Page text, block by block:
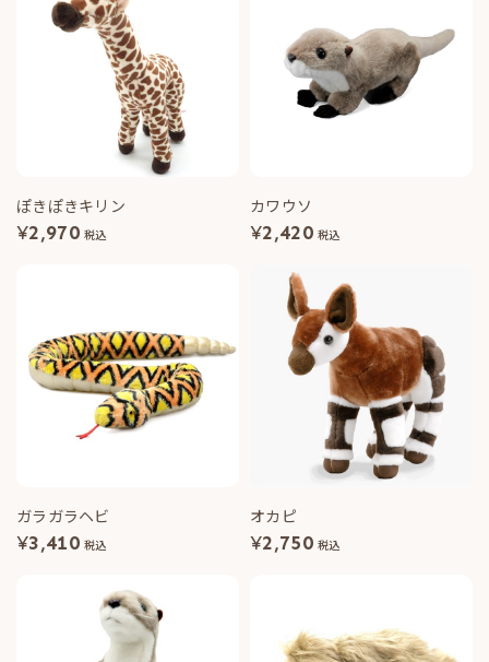
ぽきぽきキリン
¥2,970 税込
カワウソ
¥2,420 税込
ガラガラヘビ
¥3,410 税込
オカピ
¥2,750 税込